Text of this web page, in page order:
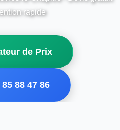
rapide
de Prix
85 88 47 86